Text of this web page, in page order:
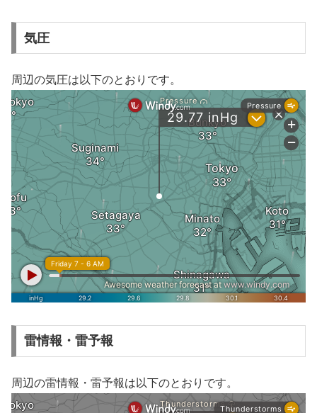
気圧
周辺の気圧は以下のとおりです。
雷情報・雷予報
周辺の雷情報・雷予報は以下のとおりです。